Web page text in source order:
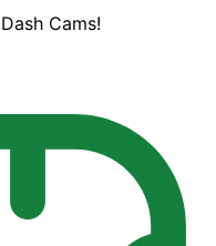
Cams!